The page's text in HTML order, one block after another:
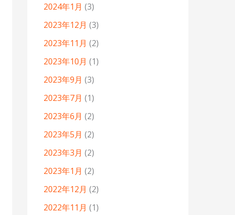
2024年1月 (3)
2023年12月 (3)
2023年11月 (2)
2023年10月 (1)
2023年9月 (3)
2023年7月 (1)
2023年6月 (2)
2023年5月 (2)
2023年3月 (2)
2023年1月 (2)
2022年12月 (2)
2022年11月 (1)